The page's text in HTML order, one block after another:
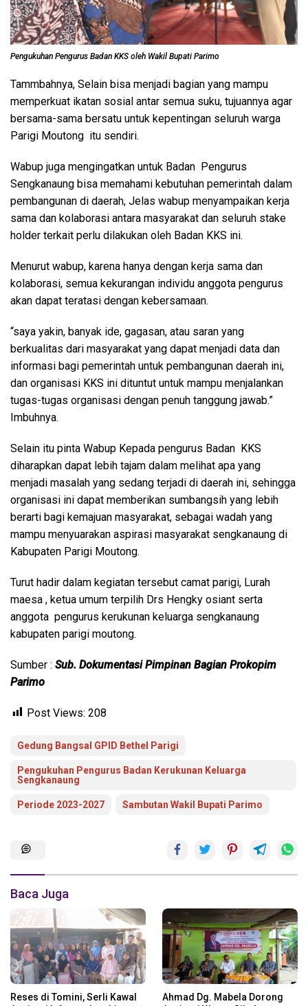
Pengukuhan Pengurus Badan KKS oleh Wakil Bupati Parimo
Tammbahnya, Selain bisa menjadi bagian yang mampu
memperkuat ikatan sosial antar semua suku, tujuannya agar
bersama-sama bersatu untuk kepentingan seluruh warga
Parigi Moutong itu sendiri.
Wabup juga mengingatkan untuk Badan Pengurus
Sengkanaung bisa memahami kebutuhan pemerintah dalam
pembangunan di daerah, Jelas wabup menyampaikan kerja
sama dan kolaborasi antara masyarakat dan seluruh stake
holder terkait perlu dilakukan oleh Badan KKS ini.
Menurut wabup, karena hanya dengan kerja sama dan
kolaborasi, semua kekurangan individu anggota pengurus
akan dapat teratasi dengan kebersamaan.
“saya yakin, banyak ide, gagasan, atau saran yang
berkualitas dari masyarakat yang dapat menjadi data dan
informasi bagi pemerintah untuk pembangunan daerah ini,
dan organisasi KKS ini dituntut untuk mampu menjalankan
tugas-tugas organisasi dengan penuh tanggung jawab.”
Imbuhnya.
Selain itu pinta Wabup Kepada pengurus Badan KKS
diharapkan dapat lebih tajam dalam melihat apa yang
menjadi masalah yang sedang terjadi di daerah ini, sehingga
organisasi ini dapat memberikan sumbangsih yang lebih
berarti bagi kemajuan masyarakat, sebagai wadah yang
mampu menyuarakan aspirasi masyarakat sengkanaung di
Kabupaten Parigi Moutong.
Turut hadir dalam kegiatan tersebut camat parigi, Lurah
maesa , ketua umum terpilih Drs Hengky osiant serta
anggota pengurus kerukunan keluarga sengkanaung
kabupaten parigi moutong.
Sumber : Sub. Dokumentasi Pimpinan Bagian Prokopim
Parimo
Post Views: 208
Gedung Bangsal GPID Bethel Parigi
Pengukuhan Pengurus Badan Kerukunan Keluarga
Sengkanaung
Periode 2023-2027 Sambutan Wakil Bupati Parimo
Baca Juga
Reses di Tomini, Serli Kawal
Ahmad Dg. Mabela Dorong